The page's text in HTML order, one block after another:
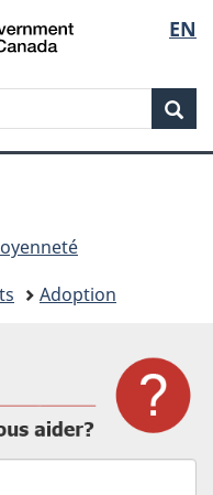
»
de
la
EN
Adoption